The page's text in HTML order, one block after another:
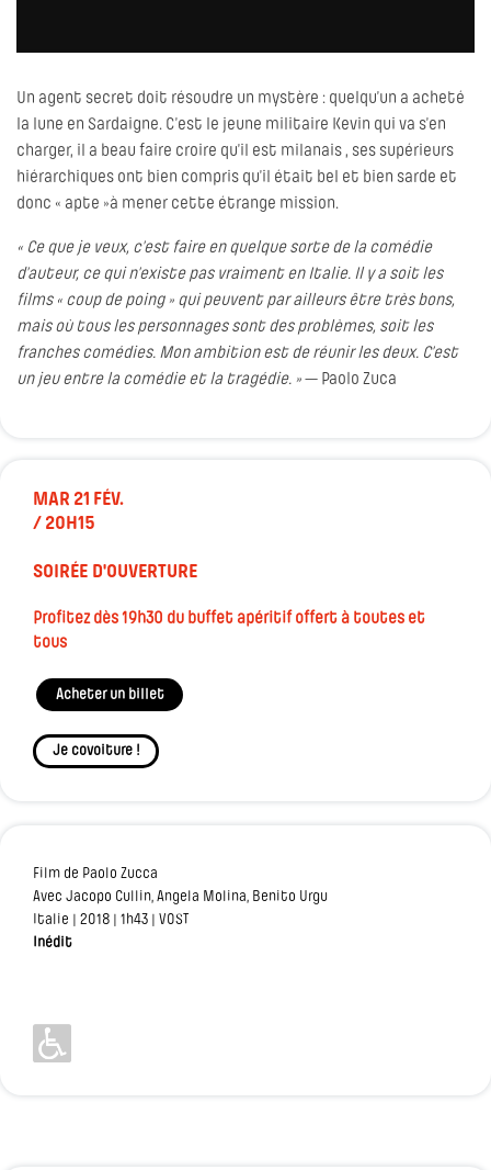
Un agent secret doit résoudre un mystère : quelqu’un a acheté
la lune en Sardaigne. C’est le jeune militaire Kevin qui va s’en
charger, il a beau faire croire qu’il est milanais , ses supérieurs
hiérarchiques ont bien compris qu’il était bel et bien sarde et
donc « apte »à mener cette étrange mission.
« Ce que je veux, c’est faire en quelque sorte de la comédie
d’auteur, ce qui n’existe pas vraiment en Italie. Il y a soit les
films « coup de poing » qui peuvent par ailleurs être très bons,
mais où tous les personnages sont des problèmes, soit les
franches comédies. Mon ambition est de réunir les deux. C’est
un jeu entre la comédie et la tragédie. »— Paolo Zuca
MAR 21 FÉV.
/ 20H15
SOIRÉE D'OUVERTURE
Profitez dès 19h30 du buffet apéritif offert à toutes et
tous
Acheter un billet
Je covoiture !
Film de Paolo Zucca
Avec Jacopo Cullin, Angela Molina, Benito Urgu
Italie | 2018 | 1h43 | VOST
Inédit